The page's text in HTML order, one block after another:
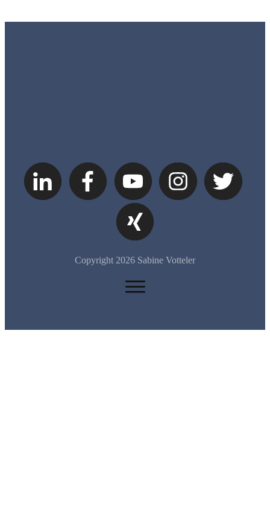
Copyright 2026 Sabine Votteler